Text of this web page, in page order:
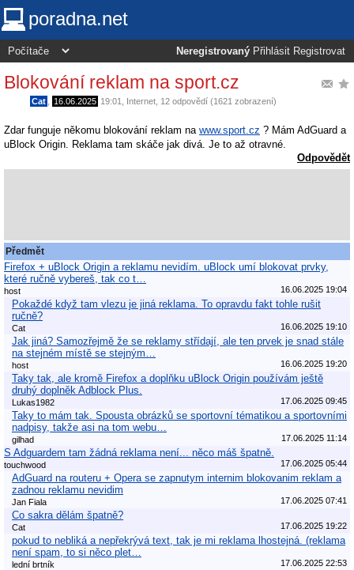
poradna.net
Neregistrovaný Přihlásit Registrovat
Blokování reklam na sport.cz
Cat 16.06.2025 19:01 Internet , 12 odpovědí (1621 zobrazení)
Zdar funguje někomu blokování reklam na www.sport.cz ? Mám AdGuard a
uBlock Origin. Reklama tam skáče jak divá. Je to až otravné.
Odpovědět
Předmět
Firefox + uBlock Origin a reklamu nevidím. uBlock umí blokovat prvky,
které ručně vybereš, tak co t…
host 16.06.2025 19:04
Pokaždé když tam vlezu je jiná reklama. To opravdu fakt tohle rušit
ručně?
Cat 16.06.2025 19:10
Jak jiná? Samozřejmě že se reklamy střídají, ale ten prvek je snad stále
na stejném místě se stejným…
host 16.06.2025 19:20
Taky tak, ale kromě Firefox a doplňku uBlock Origin používám ještě
druhý doplněk Adblock Plus.
Lukas1982 17.06.2025 09:45
Taky to mám tak. Spousta obrázků se sportovní tématikou a sportovními
nadpisy, takže asi na tom webu…
gilhad 17.06.2025 11:14
S Adguardem tam žádná reklama není... něco máš špatně.
touchwood 17.06.2025 05:44
AdGuard na routeru + Opera se zapnutym internim blokovanim reklam a
zadnou reklamu nevidim
Jan Fiala 17.06.2025 07:41
Co sakra dělám špatně?
Cat 17.06.2025 19:22
pokud to nebliká a nepřekrývá text, tak je mi reklama lhostejná. (reklama
není spam, to si něco plet…
lední brtník 17.06.2025 22:53